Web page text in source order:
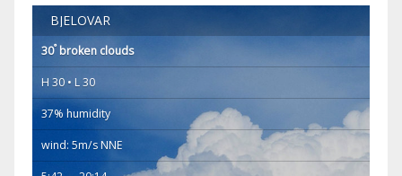
BJELOVAR
30°broken clouds
H 30 • L 30
37% humidity
wind: 5m/s NNE